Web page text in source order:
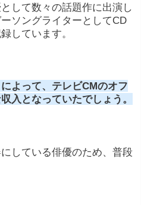
して数々の話題作に出演し
ソングライターとしてCD
しています。
よって、テレビCMのオフ
入となっていたでしょう。
している俳優のため、普段